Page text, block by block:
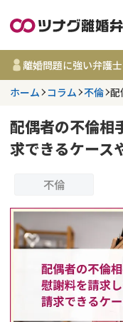
離婚問題に強い弁護
ホーム コラム 不倫 配
配偶者の不倫相
求できるケース
不倫